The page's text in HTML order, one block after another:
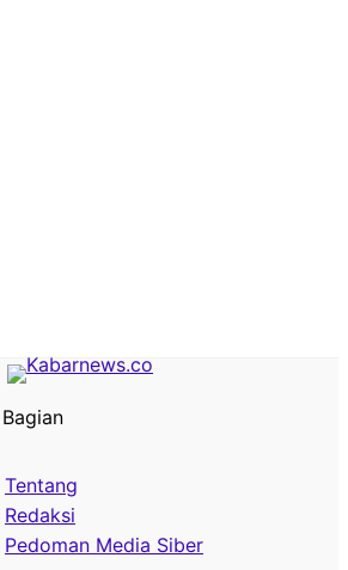
Bagian
Tentang
Redaksi
Pedoman Media Siber